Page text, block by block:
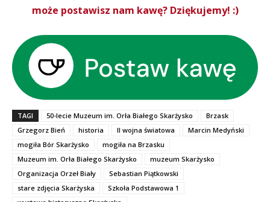
może postawisz nam kawę? Dziękujemy! :)
TAGI 50-lecie Muzeum im. Orła Białego Skarżysko
Brzask
Grzegorz Bień
historia II wojna światowa
Marcin Medyński
mogiła Bór Skarżysko
mogiła na Brzasku
Muzeum im. Orła Białego Skarżysko
muzeum Skarżysko
Organizacja Orzeł Biały
Sebastian Piątkowski
stare zdjęcia Skarżyska
Szkoła Podstawowa 1